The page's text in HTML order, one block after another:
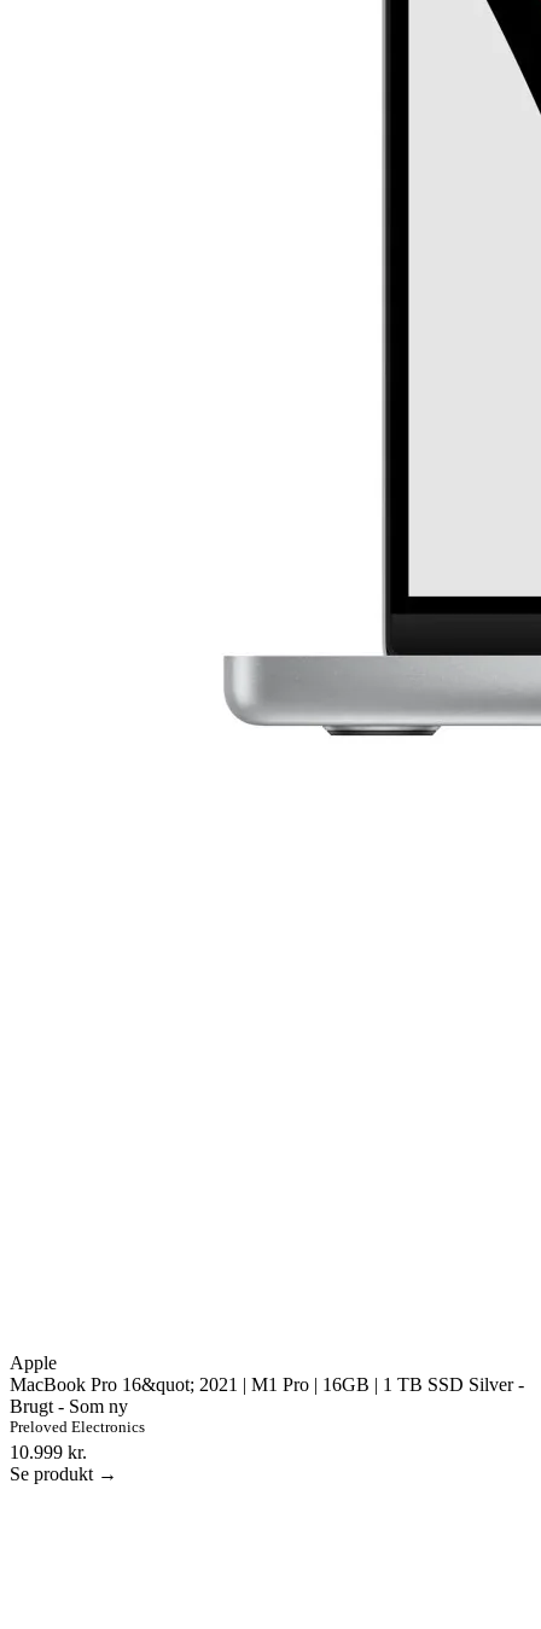
Apple
MacBook Pro 16&quot; 2021 | M1 Pro | 16GB | 1 TB SSD Silver -
Brugt - Som ny
Preloved Electronics
10.999 kr.
Se produkt →